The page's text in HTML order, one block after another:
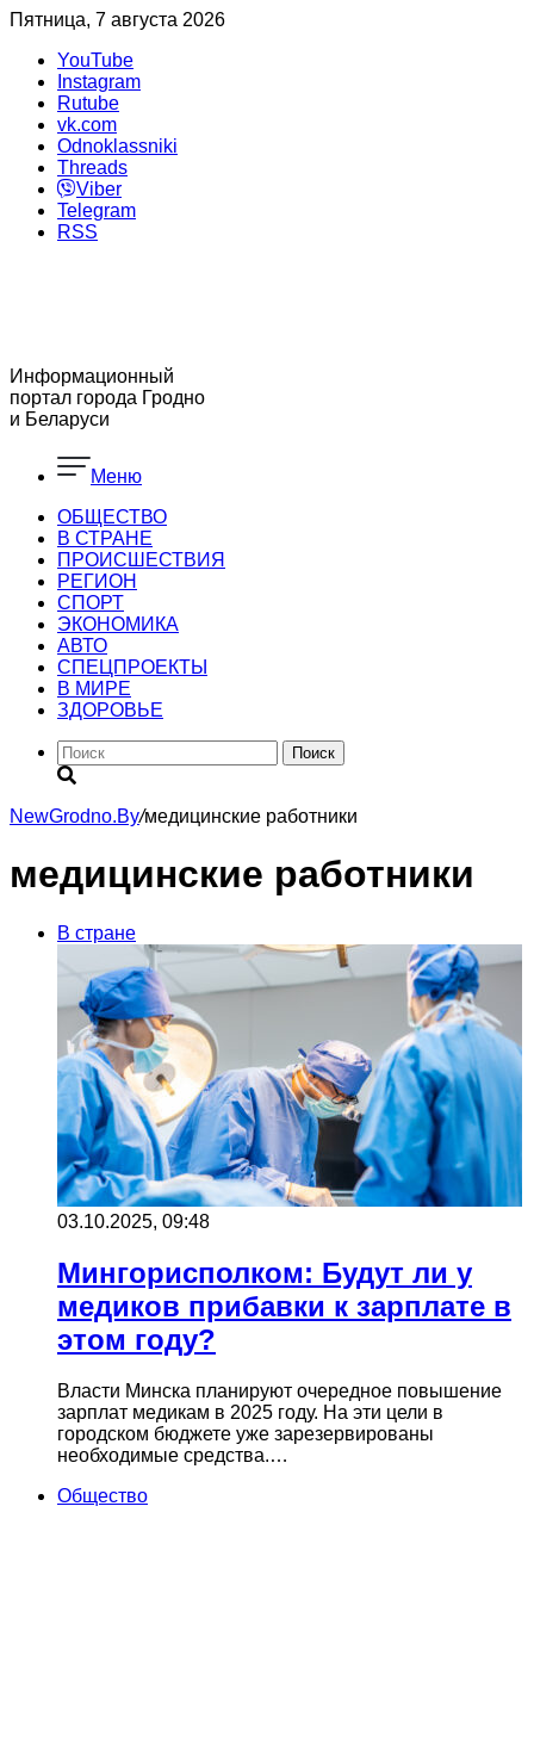
Пятница, 7 августа 2026
YouTube
Instagram
Rutube
vk.com
Odnoklassniki
Threads
Viber
Telegram
RSS
Информационный
портал города Гродно
и Беларуси
Меню
ОБЩЕСТВО
В СТРАНЕ
ПРОИСШЕСТВИЯ
РЕГИОН
CПОРТ
ЭКОНОМИКА
АВТО
СПЕЦПРОЕКТЫ
В МИРЕ
ЗДОРОВЬЕ
Поиск
NewGrodno.By/медицинские работники
медицинские работники
В стране
03.10.2025, 09:48
Мингорисполком: Будут ли у
медиков прибавки к зарплате в
этом году?
Власти Минска планируют очередное повышение
зарплат медикам в 2025 году. На эти цели в
городском бюджете уже зарезервированы
необходимые средства.…
Общество